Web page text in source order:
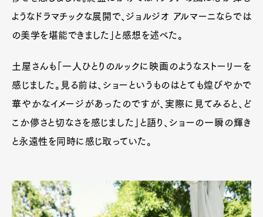
ようなドラマチックな展開で、ジョルジオ アルマーニならでは
の美学を堪能できました」と感想を述べた。
土屋さんも「一人ひとりのルックに映画のようなストーリーを
感じました。見る前は、ショーというものはとても煌びやかで
華やかなイメージがあったのですが、実際に見てみると、ど
こか儚さと切なさを感じました」と語り、ショーの一瞬の輝き
と永遠性を同時に感じ取っていた。